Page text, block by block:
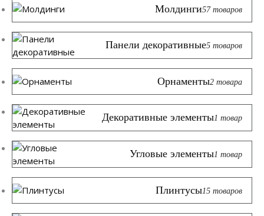
Молдинги57 товаров
Панели декоративные5 товаров
Орнаменты2 товара
Декоративные элементы1 товар
Угловые элементы1 товар
Плинтусы15 товаров